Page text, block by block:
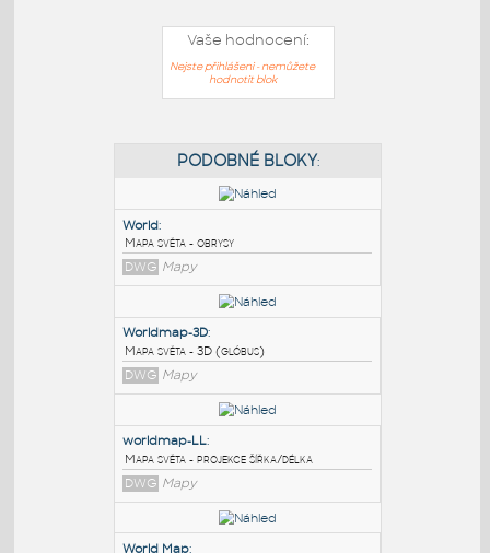
Vaše hodnocení:
Nejste přihlášeni - nemůžete
hodnotit blok
PODOBNÉ BLOKY:
World:
Mapa světa - obrysy
DWG Mapy
Worldmap-3D:
Mapa světa - 3D (glóbus)